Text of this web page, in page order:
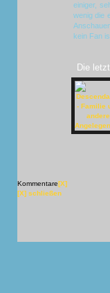
einiger,
wenig die
kein Fan
Die
Kommentare[X]
[X] schließen